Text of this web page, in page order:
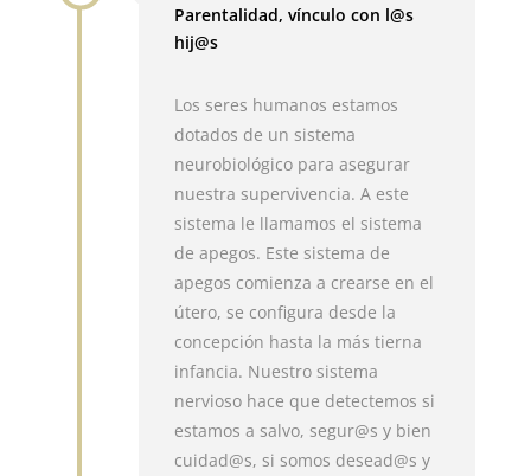
Parentalidad, vínculo con l@s
hij@s
Los seres humanos estamos
dotados de un sistema
neurobiológico para asegurar
nuestra supervivencia. A este
sistema le llamamos el sistema
de apegos. Este sistema de
apegos comienza a crearse en el
útero, se configura desde la
concepción hasta la más tierna
infancia. Nuestro sistema
nervioso hace que detectemos si
estamos a salvo, segur@s y bien
cuidad@s, si somos desead@s y